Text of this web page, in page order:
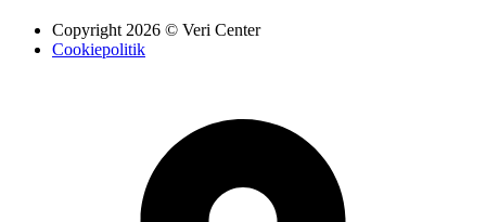
Copyright 2026 © Veri Center
Cookiepolitik